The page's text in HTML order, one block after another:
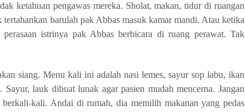
ketahuan pengawas mereka. Sholat, makan, tidur di ruangan
barulah pak Abbas masuk kamar mandi. Atau ketika
istrinya pak Abbas berbicara di ruang perawat. Tak
siang. Menu kali ini adalah nasi lemes, sayur sop labu, ikan
lauk dibuat lunak agar pasien mudah mencerna. Jangan
kali. Andai di rumah, dia memilih makanan yang pedas